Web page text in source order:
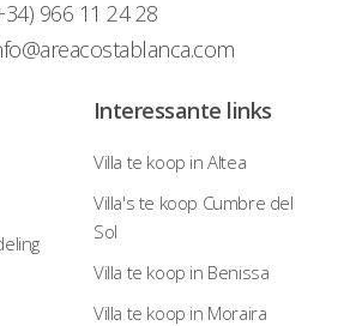
966 11 24 28
Interessante links
Villa te koop in Altea
Villa's te koop Cumbre del
Sol
Villa te koop in Benissa
Villa te koop in Moraira